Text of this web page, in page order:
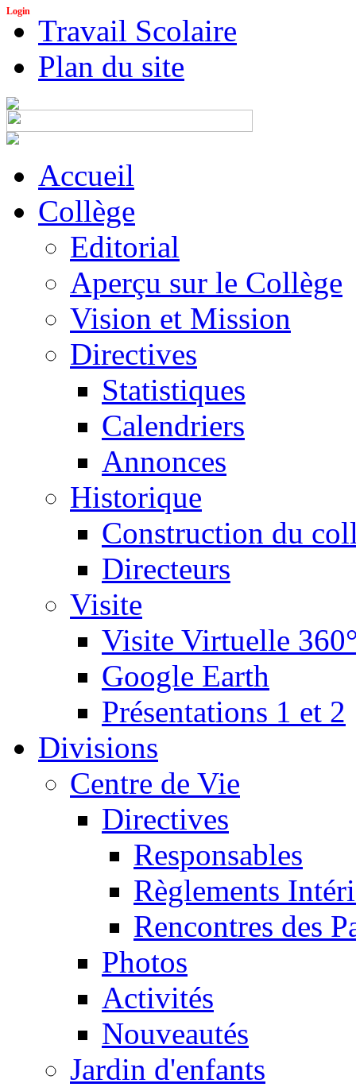
Login
Travail Scolaire
Plan du site
Accueil
Collège
Editorial
Aperçu sur le Collège
Vision et Mission
Directives
Statistiques
Calendriers
Annonces
Historique
Construction du
Directeurs
Visite
Visite Virtuelle
Google Earth
Présentations 1 et 2
Divisions
Centre de Vie
Directives
Responsables
Règlements
Rencontres des
Photos
Activités
Nouveautés
Jardin d'enfants